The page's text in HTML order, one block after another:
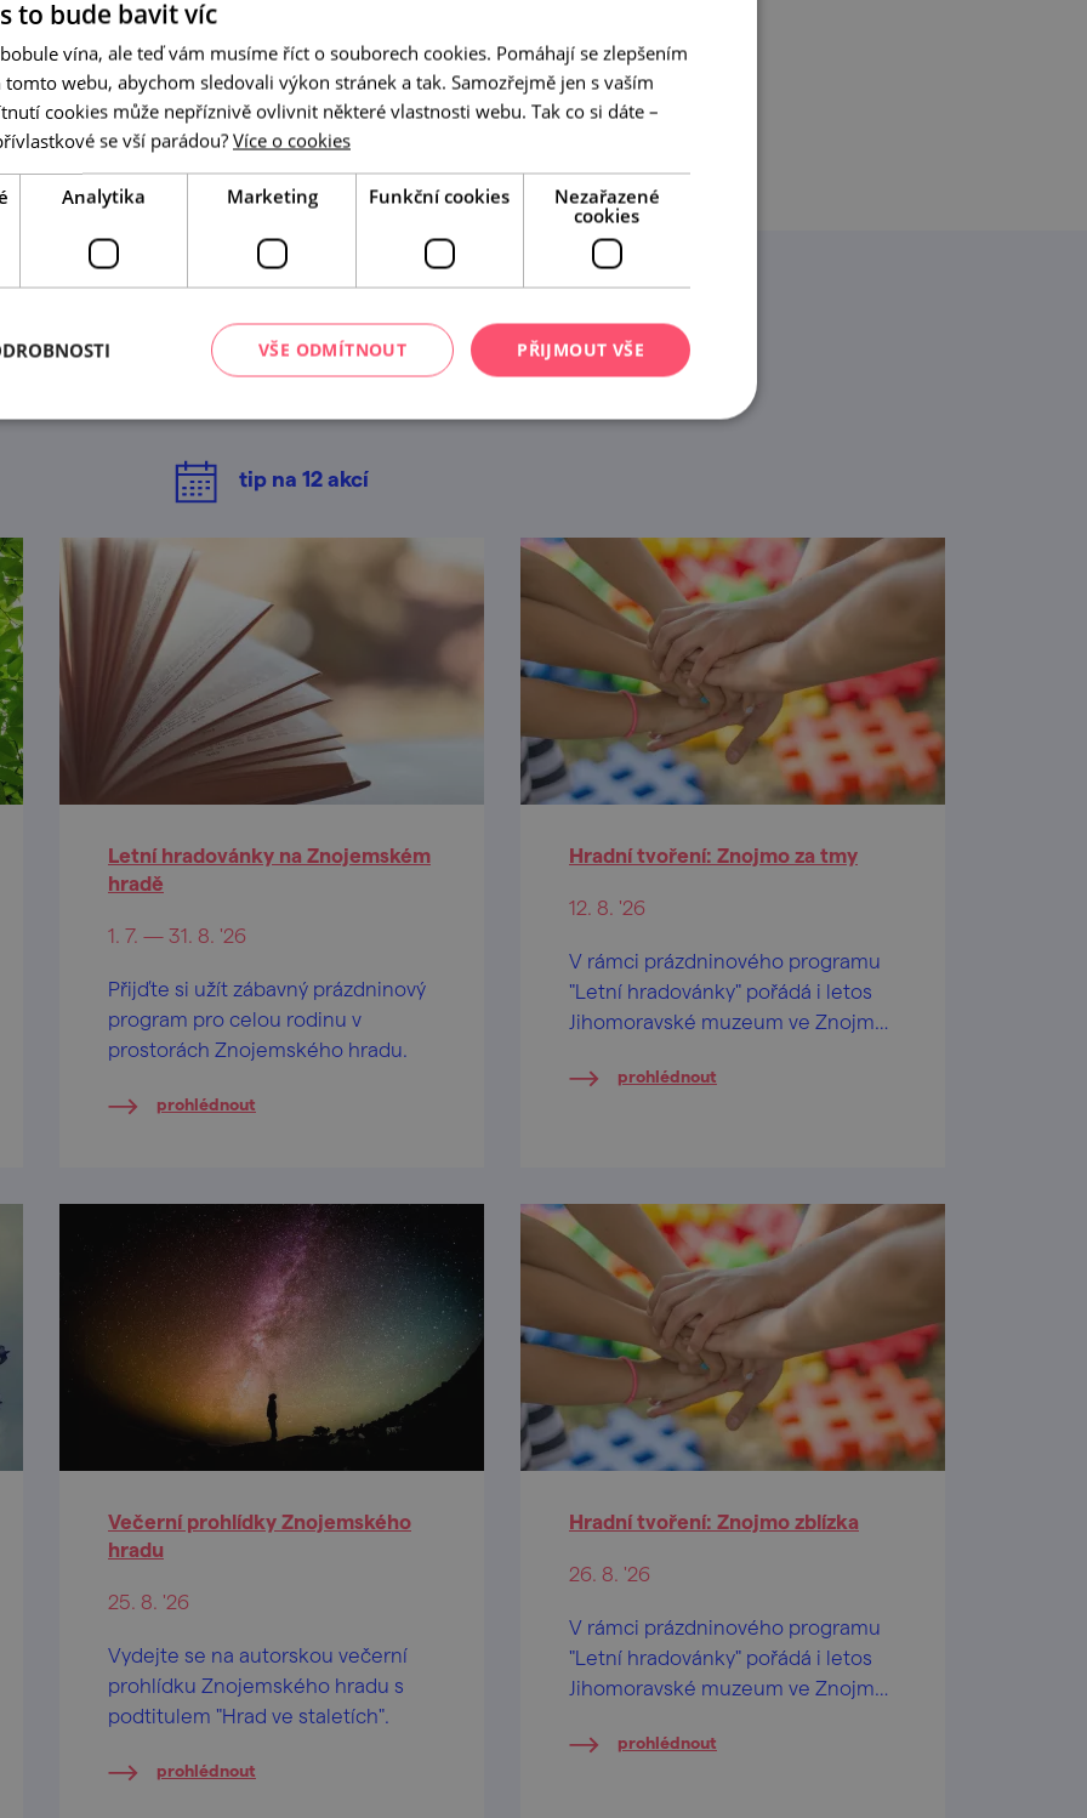
Leaflet|© Seznam.cz a.s. a další
A tady už jste byli?
Našli jsme další akce, které by se vám mohly líbit.
tip na 12akcí
Letní hradovánky na Znojemském
hradě
1. 7. — 31. 8. '26
Přijďte si užít zábavný prázdninový
program pro celou rodinu v
prostorách Znojemského hradu.
prohlédnout
Hradní tvoření: Znojmo za tmy
12. 8. '26
V rámci prázdninového programu
"Letní hradovánky" pořádá i letos
Jihomoravské muzeum ve Znojmě
tvůrčí dílničky pro děti od 2 let a
prohlédnout
Večerní prohlídky Znojemského
hradu
25. 8. '26
Vydejte se na autorskou večerní
prohlídku Znojemského hradu s
podtitulem "Hrad ve staletích".
prohlédnout
Hradní tvoření: Znojmo zblízka
26. 8. '26
V rámci prázdninového programu
"Letní hradovánky" pořádá i letos
Jihomoravské muzeum ve Znojmě
tvůrčí dílničky pro děti od 2 let a
prohlédnout
to bude bavit víc
vína, ale teď vám musíme říct o souborech cookies. Pomáhají se zlepšením
tomto webu, abychom sledovali výkon stránek a tak. Samozřejmě jen s vaším
cookies může nepříznivě ovlivnit některé vlastnosti webu. Tak co si dáte –
se vší parádou? Více o cookies
Analytika Marketing Funkční cookies
Nezařazené
cookies
PŘIJMOUT VŠE
VŠE ODMÍTNOUT